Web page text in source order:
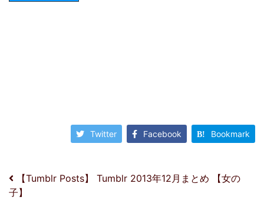
Twitter Facebook Bookmark
投稿ナビゲーション
【Tumblr Posts】 Tumblr 2013年12月まとめ 【女の
子】